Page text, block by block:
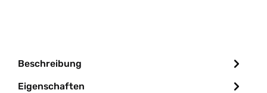
Beschreibung
Eigenschaften